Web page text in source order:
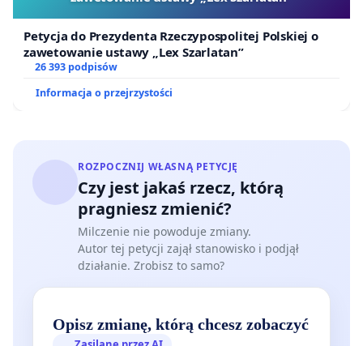
Petycja do Prezydenta Rzeczypospolitej Polskiej o
zawetowanie ustawy „Lex Szarlatan”
26 393 podpisów
Informacja o przejrzystości
ROZPOCZNIJ WŁASNĄ PETYCJĘ
Czy jest jakaś rzecz, którą
pragniesz zmienić?
Milczenie nie powoduje zmiany.
Autor tej petycji zajął stanowisko i podjął
działanie. Zrobisz to samo?
Opisz zmianę, którą chcesz zobaczyć